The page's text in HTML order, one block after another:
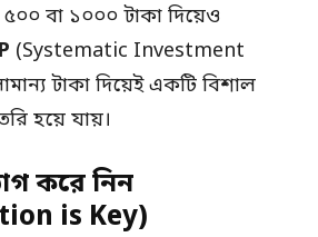
বা ১০০০ টাকা দিয়েও
(Systematic Investment
টাকা দিয়েই একটি বিশাল
হয়ে যায়।
করে নিন
is Key)